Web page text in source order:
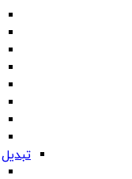
تبدیل